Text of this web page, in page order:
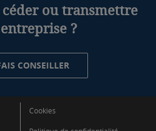
ou transmettre
?
CONSEILLER
Cookies